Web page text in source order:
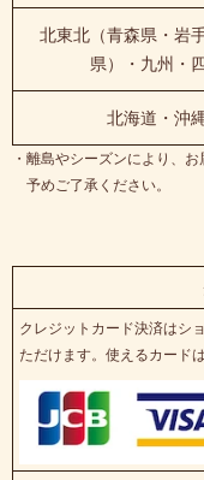
北東北（青森県・岩
県）・九州・
北海道・沖
・離島やシーズンにより、
予めご了承ください。
クレジットカード決済はシ
ただけます。使えるカード